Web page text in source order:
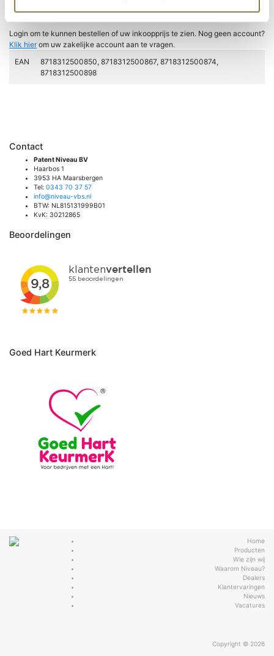
met mix haar en houten steel met kunststof kap.
Login om te kunnen bestellen of uw inkoopprijs te zien. Nog geen account?
Klik hierom uw zakelijke account aan te vragen.
EAN
8718312500850, 8718312500867, 8718312500874,
8718312500898
Contact
Patent Niveau BV
Haarbos 1
3953 HA Maarsbergen
Tel: 0343 70 37 57
info@niveau-vbs.nl
BTW: NL815131999B01
KvK: 30212865
Beoordelingen
Goed Hart Keurmerk
Home
Producten
Wie zijn wij
Waarom Niveau?
Dealers
Klantervaringen
Nieuws
Vacatures
Copyright © 2026